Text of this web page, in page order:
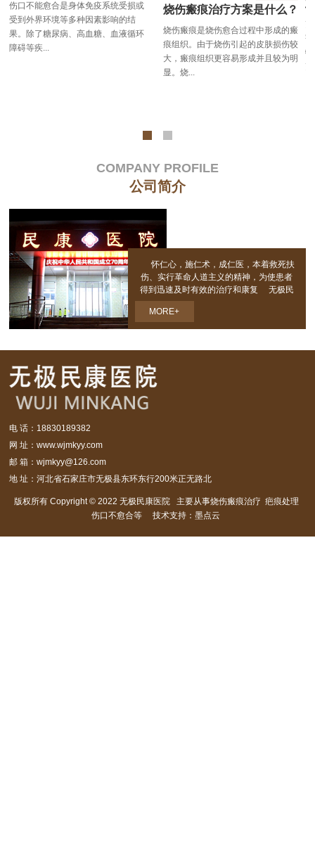
伤口不能愈合是身体免疫系统受损或
受到外界环境等多种因素影响的结
果。除了糖尿病、高血糖、血液循环
障碍等疾...
烧伤瘢痕治疗方案是什么？
烧伤瘢痕是烧伤愈合过程中形成的瘢
痕组织。由于烧伤引起的皮肤损伤较
大，瘢痕组织更容易形成并且较为明
显。烧...
COMPANY PROFILE
公司简介
怀仁心，施仁术，成仁医，本着救死扶
伤、实行革命人道主义的精神，为使患者
得到迅速及时有效的治疗和康复 无极民
康医院锐意改革、攻坚克难，24小时随到
随诊，减少患者病痛；上门入户，方便广
大患者；医后随访
及家属建立起良好的沟通桥梁!
MORE+
电 话：18830189382
网 址：www.wjmkyy.com
邮 箱：wjmkyy@126.com
地 址：河北省石家庄市无极县东环东行200米正无路北
版权所有 Copyright © 2022 无极民康医院 主要从事烧伤瘢痕治疗 疤痕处理
伤口不愈合等 技术支持：墨点云